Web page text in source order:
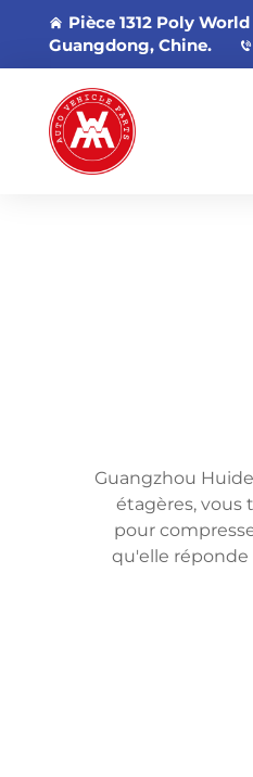
Pièce 1312 Poly
Guangdong, Chine.
Guangzhou
étagères, vous
pour
qu'elle